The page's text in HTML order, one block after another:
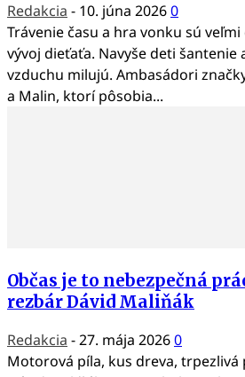
Redakcia - 10. júna 20260
Trávenie času a hra vonku sú
vývoj dieťaťa. Navyše deti šantenie
vzduchu milujú. Ambasádori
a Malin, ktorí pôsobia...
Občas je to nebezpečná
rezbár Dávid Maliňák
Redakcia -27. mája 20260
Motorová píla, kus dreva, trpezlivá